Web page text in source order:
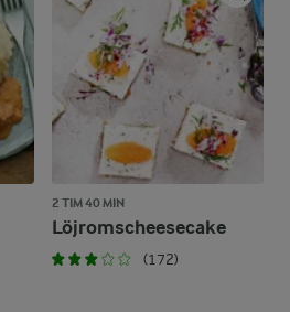
2 TIM 40 MIN
Löjromscheesecake
(172)